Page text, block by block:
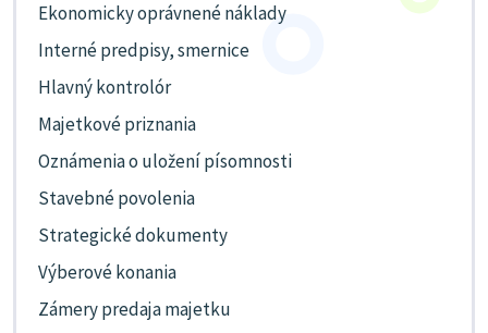
Ekonomicky oprávnené náklady
Interné predpisy, smernice
Hlavný kontrolór
Majetkové priznania
Oznámenia o uložení písomnosti
Stavebné povolenia
Strategické dokumenty
Výberové konania
Zámery predaja majetku